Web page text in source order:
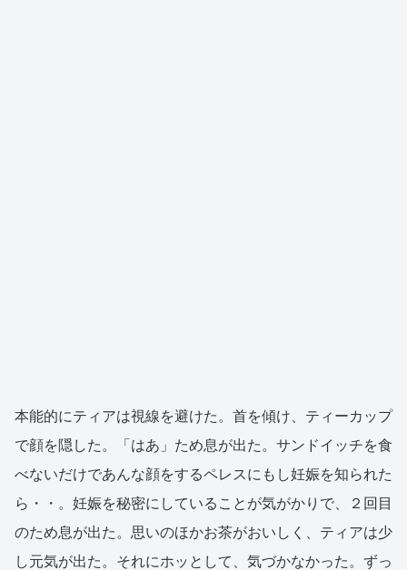
本能的にティアは視線を避けた。首を傾け、ティーカップ
で顔を隠した。「はあ」ため息が出た。サンドイッチを食
べないだけであんな顔をするペレスにもし妊娠を知られた
ら・・。妊娠を秘密にしていることが気がかりで、２回目
のため息が出た。思いのほかお茶がおいしく、ティアは少
し元気が出た。それにホッとして、気づかなかった。ずっ